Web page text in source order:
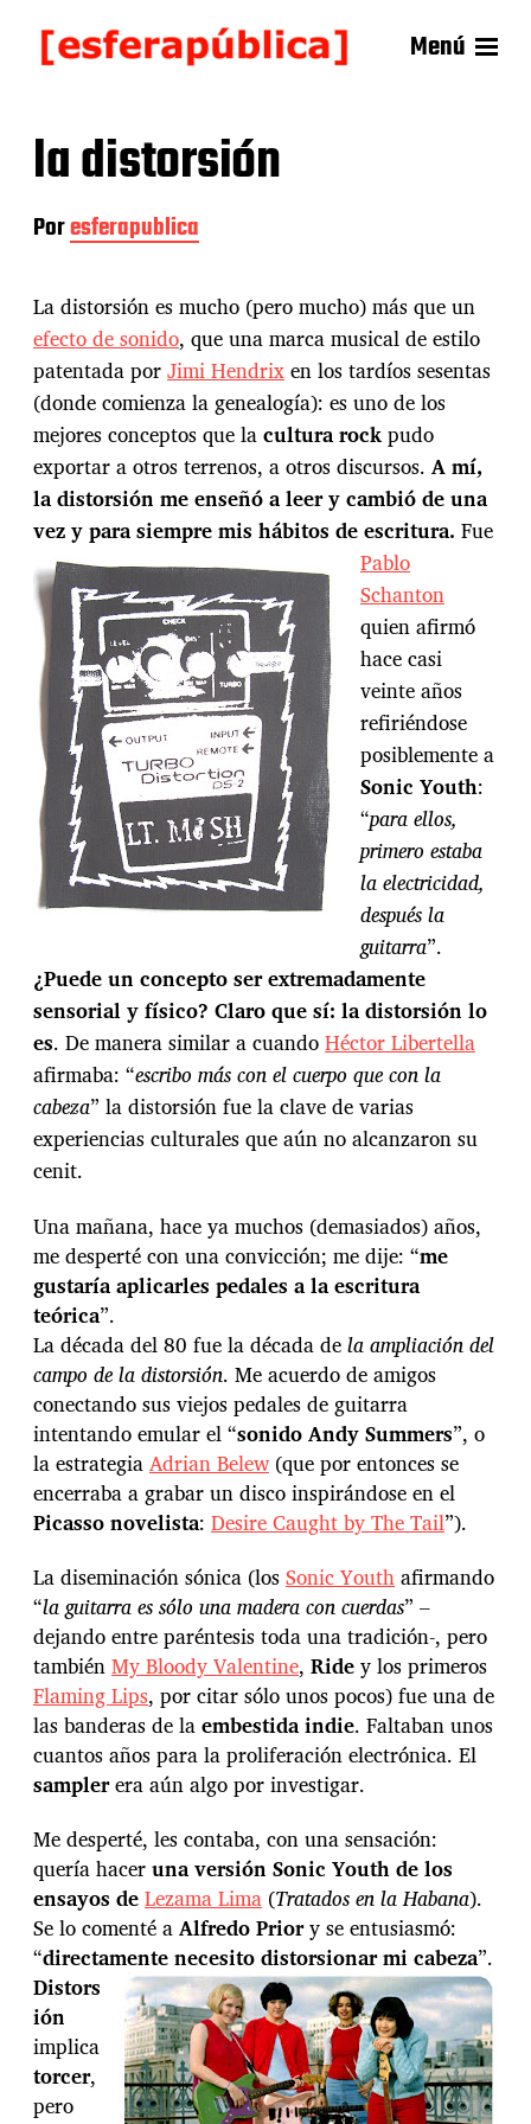
Menú
la distorsión
Poresferapublica
La distorsiónes mucho (pero mucho) más que un
efecto de sonido, que una marca musical de estilo
patentada porJimi Hendrixen los tardíos sesentas
(donde comienza la genealogía): es uno de los
mejores conceptos que lacultura rockpudo
exportar a otros terrenos, a otros discursos. A mí,
la distorsión me enseñó a leer y cambió de una
vez y para siempre mis hábitos de escritura. Fue
Pablo
Schanton
quien afirmó
hace casi
veinte años
refiriéndose
posiblemente a
Sonic Youth:
“para ellos,
primero estaba
la electricidad,
después la
guitarra”.
¿Puede un concepto ser extremadamente
sensorial y físico? Claro que sí: la distorsión lo
es. De manera similar a cuandoHéctor Libertella
afirmaba: “escribo más con el cuerpo que con la
cabeza” la distorsión fue la clave de varias
experiencias culturales que aún no alcanzaron su
cenit.
Una mañana, hace ya muchos (demasiados) años,
me desperté con una convicción; me dije: “me
gustaría aplicarles pedales a la escritura
teórica”.
La década del 80 fue la década dela ampliación del
campo de la distorsión. Me acuerdo de amigos
conectando sus viejos pedales de guitarra
intentando emular el “sonido Andy Summers”, o
la estrategiaAdrian Belew (que por entonces se
encerraba a grabar un disco inspirándose en el
Picasso novelista: Desire Caught by The Tail”).
La diseminación sónica (losSonic Youthafirmando
“la guitarra es sólo una madera con cuerdas” –
dejando entre paréntesis toda una tradición-, pero
tambiénMy Bloody Valentine, Ridey los primeros
Flaming Lips, por citar sólo unos pocos) fue una de
las banderas de laembestida indie. Faltaban unos
cuantos años para la proliferación electrónica. El
samplerera aún algo por investigar.
Me desperté, les contaba, con una sensación:
quería haceruna versión Sonic Youth de los
ensayos deLezama Lima (Tratados en la Habana).
Se lo comenté aAlfredo Priory se entusiasmó:
“directamente necesito distorsionar mi cabeza”.
Distors
ión
implica
torcer,
pero